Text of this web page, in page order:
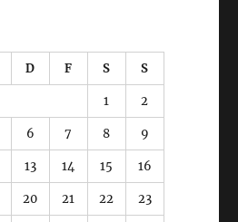
D F S S
1 2
6 7 8 9
13 14 15 16
20 21 22 23